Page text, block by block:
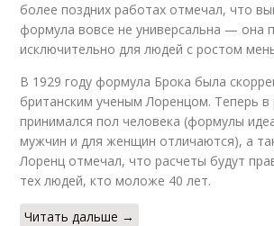
Вес для мужчины
Веса для женщин
более поздних работах отмечал, что
формула вовсе не универсальна — она
исключительно для людей с ростом
В 1929 году формула Брока была
британским ученым Лоренцом. Теперь в
принимался пол человека (формулы
мужчин и для женщин отличаются), а
Лоренц отмечал, что расчеты будут
тех людей, кто моложе 40 лет.
Читать дальше →